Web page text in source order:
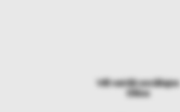
Vēl vairāk sociālajos
tīklos